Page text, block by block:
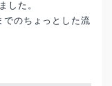
した。
でのちょっとした流